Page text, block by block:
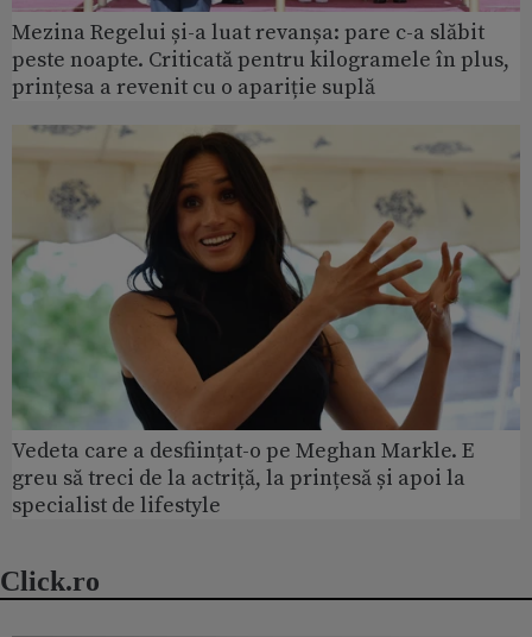
Mezina Regelui și-a luat revanșa: pare c-a slăbit
peste noapte. Criticată pentru kilogramele în plus,
prințesa a revenit cu o apariție suplă
Vedeta care a desființat-o pe Meghan Markle. E
greu să treci de la actriță, la prințesă și apoi la
specialist de lifestyle
Click.ro